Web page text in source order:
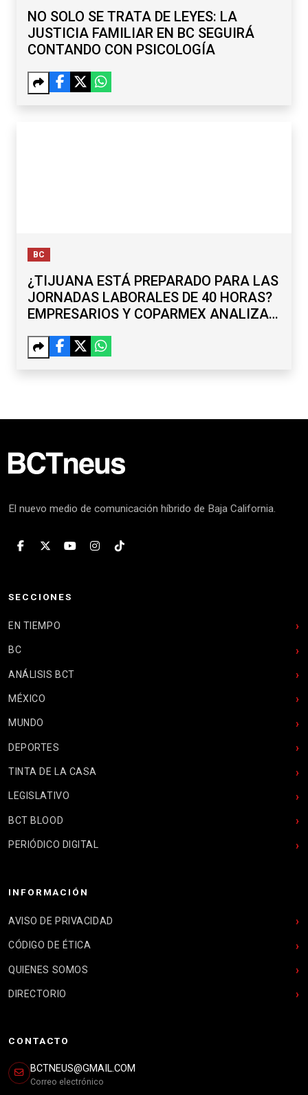
NO SOLO SE TRATA DE LEYES: LA
JUSTICIA FAMILIAR EN BC SEGUIRÁ
CONTANDO CON PSICOLOGÍA
BC
¿TIJUANA ESTÁ PREPARADO PARA LAS
JORNADAS LABORALES DE 40 HORAS?
EMPRESARIOS Y COPARMEX ANALIZAN
El nuevo medio de comunicación híbrido de Baja California.
SECCIONES
EN TIEMPO
BC
ANÁLISIS BCT
MÉXICO
MUNDO
DEPORTES
TINTA DE LA CASA
LEGISLATIVO
BCT BLOOD
PERIÓDICO DIGITAL
INFORMACIÓN
AVISO DE PRIVACIDAD
CÓDIGO DE ÉTICA
QUIENES SOMOS
DIRECTORIO
CONTACTO
BCTNEUS@GMAIL.COM
Correo electrónico